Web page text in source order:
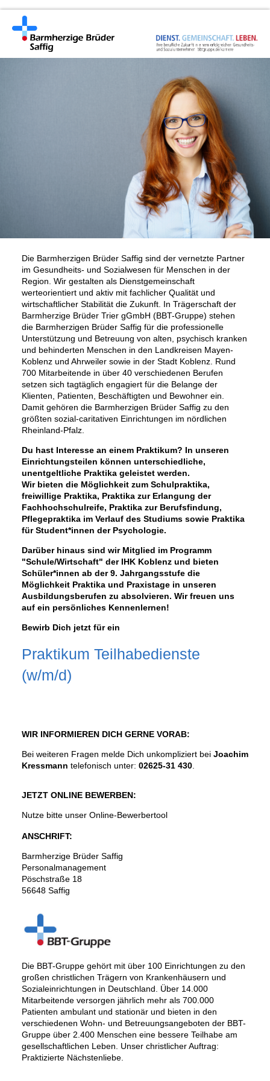
Die Barmherzigen Brüder Saffig sind der vernetzte Partner
im Gesundheits- und Sozialwesen für Menschen in der
Region. Wir gestalten als Dienstgemeinschaft
werteorientiert und aktiv mit fachlicher Qualität und
wirtschaftlicher Stabilität die Zukunft. In Trägerschaft der
Barmherzige Brüder Trier gGmbH (BBT-Gruppe) stehen
die Barmherzigen Brüder Saffig für die professionelle
Unterstützung und Betreuung von alten, psychisch kranken
und behinderten Menschen in den Landkreisen Mayen-
Koblenz und Ahrweiler sowie in der Stadt Koblenz. Rund
700 Mitarbeitende in über 40 verschiedenen Berufen
setzen sich tagtäglich engagiert für die Belange der
Klienten, Patienten, Beschäftigten und Bewohner ein.
Damit gehören die Barmherzigen Brüder Saffig zu den
größten sozial-caritativen Einrichtungen im nördlichen
Rheinland-Pfalz.
Du hast Interesse an einem Praktikum? In unseren
Einrichtungsteilen können unterschiedliche,
unentgeltliche Praktika geleistet werden.
Wir bieten die Möglichkeit zum Schulpraktika,
freiwillige Praktika, Praktika zur Erlangung der
Fachhochschulreife, Praktika zur Berufsfindung,
Pflegepraktika im Verlauf des Studiums sowie Praktika
für Student*innen der Psychologie.
Darüber hinaus sind wir Mitglied im Programm
"Schule/Wirtschaft" der IHK Koblenz und bieten
Schüler*innen ab der 9. Jahrgangsstufe die
Möglichkeit Praktika und Praxistage in unseren
Ausbildungsberufen zu absolvieren. Wir freuen uns
auf ein persönliches Kennenlernen!
Bewirb Dich jetzt für ein
Praktikum Teilhabedienste
(w/m/d)
WIR INFORMIEREN DICH GERNE VORAB:
Bei weiteren Fragen melde Dich unkompliziert bei Joachim
Kressmann telefonisch unter: 02625-31 430.
JETZT ONLINE BEWERBEN:
Nutze bitte unser Online-Bewerbertool
ANSCHRIFT:
Barmherzige Brüder Saffig
Personalmanagement
Pöschstraße 18
56648 Saffig
Die BBT-Gruppe gehört mit über 100 Einrichtungen zu den
großen christlichen Trägern von Krankenhäusern und
Sozialeinrichtungen in Deutschland. Über 14.000
Mitarbeitende versorgen jährlich mehr als 700.000
Patienten ambulant und stationär und bieten in den
verschiedenen Wohn- und Betreuungsangeboten der BBT-
Gruppe über 2.400 Menschen eine bessere Teilhabe am
gesellschaftlichen Leben. Unser christlicher Auftrag:
Praktizierte Nächstenliebe.